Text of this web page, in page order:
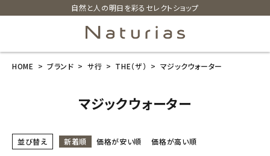
自然と人の明日を彩るセレクトショップ
新商品
HOME ブランド サ行 THE（ザ） マジックウォーター
マジックウォーター
並び替え 新着順 価格が安い順 価格が高い順